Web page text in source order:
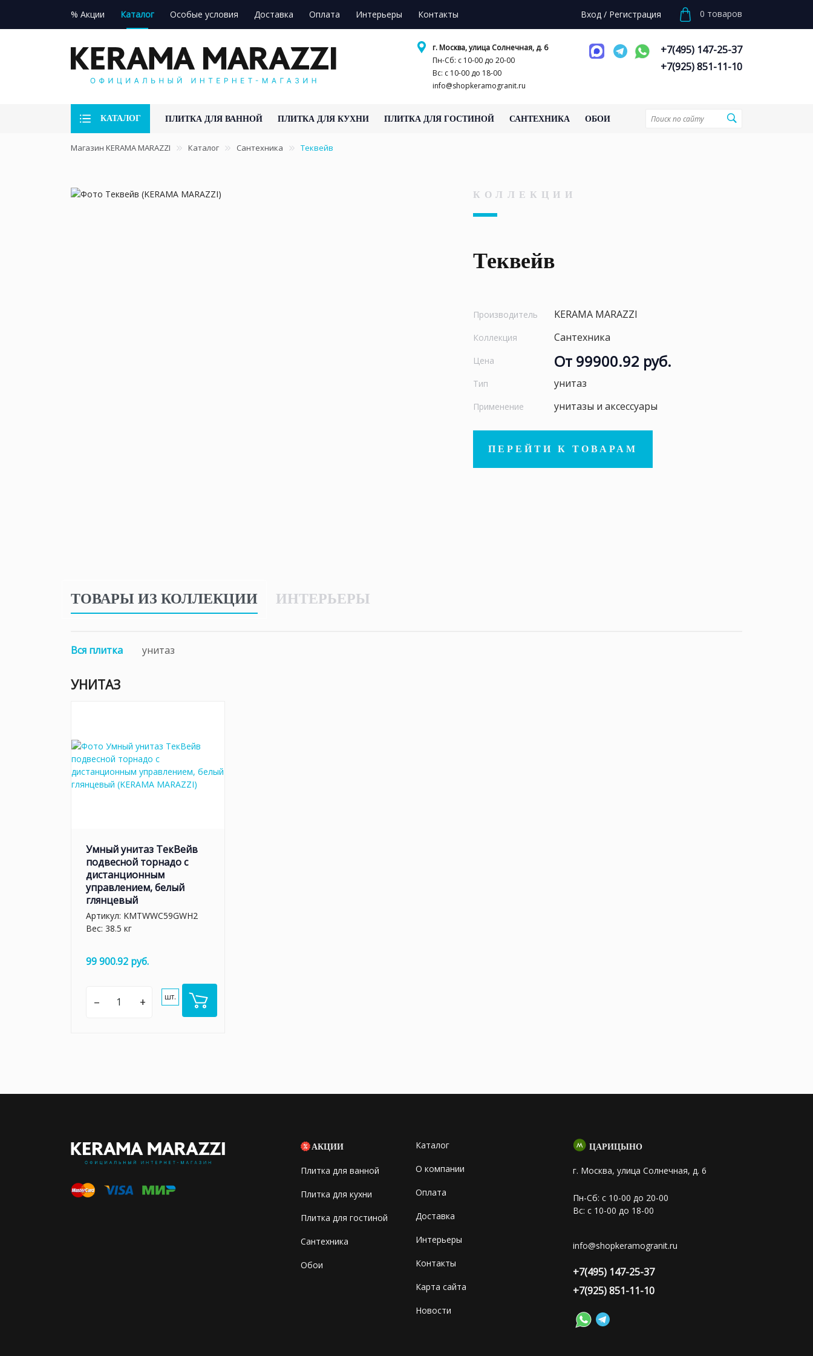
% Акции Каталог Особые условия Доставка Оплата Интерьеры Контакты Вход / Регистрация 0 товаров
г. Москва, улица Солнечная, д. 6
Пн-Сб: с 10-00 до 20-00
Вс: с 10-00 до 18-00
info@shopkeramogranit.ru
+7(495) 147-25-37
+7(925) 851-11-10
КАТАЛОГ ПЛИТКА ДЛЯ ВАННОЙ ПЛИТКА ДЛЯ КУХНИ ПЛИТКА ДЛЯ ГОСТИНОЙ САНТЕХНИКА ОБОИ
Магазин KERAMA MARAZZI Каталог Сантехника Теквейв
КОЛЛЕКЦИИ
Теквейв
Производитель KERAMA MARAZZI
Коллекция Сантехника
Цена От 99900.92 руб.
Тип унитаз
Применение унитазы и аксессуары
ПЕРЕЙТИ К ТОВАРАМ
ТОВАРЫ ИЗ КОЛЛЕКЦИИ ИНТЕРЬЕРЫ
Вся плитка унитаз
УНИТАЗ
Умный унитаз ТекВейв
подвесной торнадо с
дистанционным
управлением, белый
глянцевый
Артикул: KMTWWC59GWH2
Вес: 38.5 кг
99 900.92 руб.
– + шт.
АКЦИИ
Плитка для ванной
Плитка для кухни
Плитка для гостиной
Сантехника
Обои
Каталог
О компании
Оплата
Доставка
Интерьеры
Контакты
Карта сайта
Новости
ЦАРИЦЫНО
г. Москва, улица Солнечная, д. 6
Пн-Сб: с 10-00 до 20-00
Вс: с 10-00 до 18-00
info@shopkeramogranit.ru
+7(495) 147-25-37
+7(925) 851-11-10